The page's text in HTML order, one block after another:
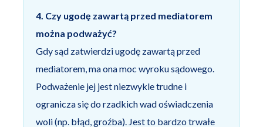
4. Czy ugodę zawartą przed mediatorem
można podważyć?
Gdy sąd zatwierdzi ugodę zawartą przed
mediatorem, ma ona moc wyroku sądowego.
Podważenie jej jest niezwykle trudne i
ogranicza się do rzadkich wad oświadczenia
woli (np. błąd, groźba). Jest to bardzo trwałe